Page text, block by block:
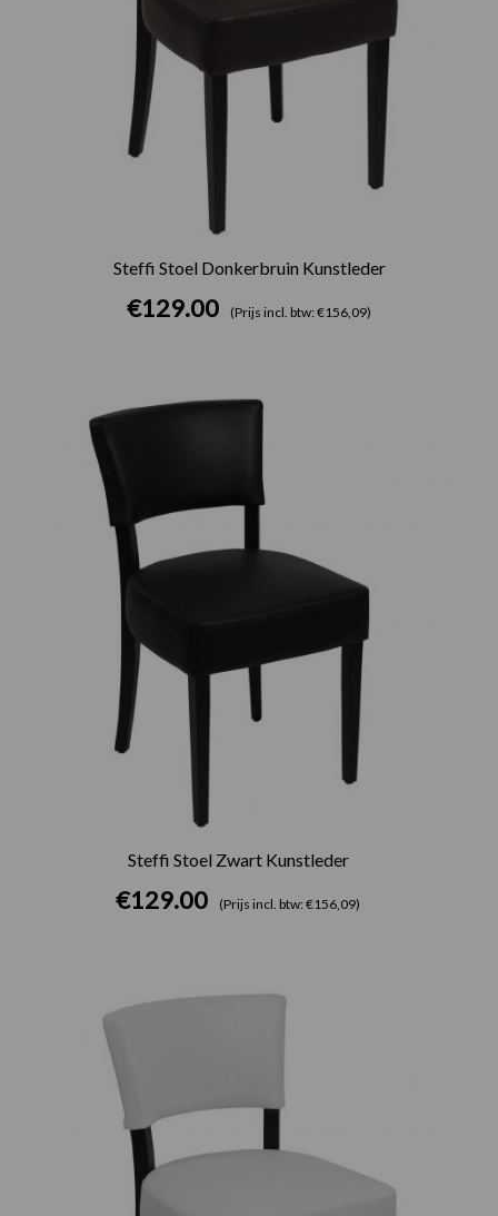
Steffi Stoel Donkerbruin Kunstleder
€129.00 (Prijs incl. btw: €156,09)
Steffi Stoel Zwart Kunstleder
€129.00 (Prijs incl. btw: €156,09)